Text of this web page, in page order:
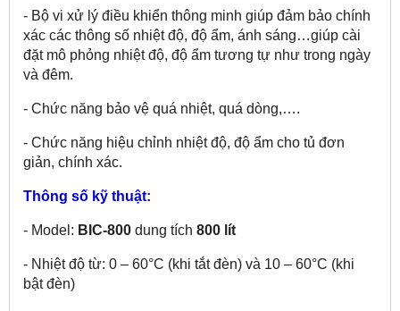
- Bộ vi xử lý điều khiển thông minh giúp đảm bảo chính
xác các thông số nhiệt độ, độ ẩm, ánh sáng…giúp cài
đặt mô phỏng nhiệt độ, độ ẩm tương tự như trong ngày
và đêm.
- Chức năng bảo vệ quá nhiệt, quá dòng,….
- Chức năng hiệu chỉnh nhiệt độ, độ ẩm cho tủ đơn
giản, chính xác.
Thông số kỹ thuật:
- Model: BIC-800 dung tích 800 lít
- Nhiệt độ từ: 0 – 60°C (khi tắt đèn) và 10 – 60°C (khi
bật đèn)